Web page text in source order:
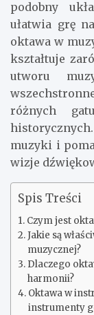
podobny
ułatwia grę
oktawa w
kształtuje
utworu
różnych
muzyki i
wizje
Spis Treści
Czym jest
Jakie są
muzycznej?
Dlaczego
harmonii?
Oktawa w
instrumenty